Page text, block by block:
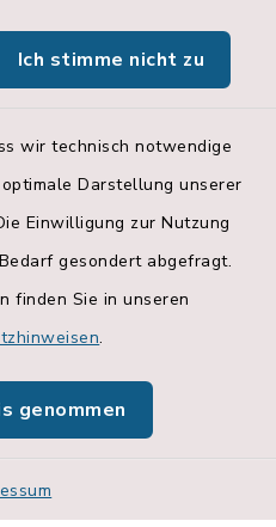
Ich stimme nicht zu
wir technisch notwendige
Darstellung unserer
Einwilligung zur Nutzung
gesondert abgefragt.
finden Sie in unseren
.
genommen